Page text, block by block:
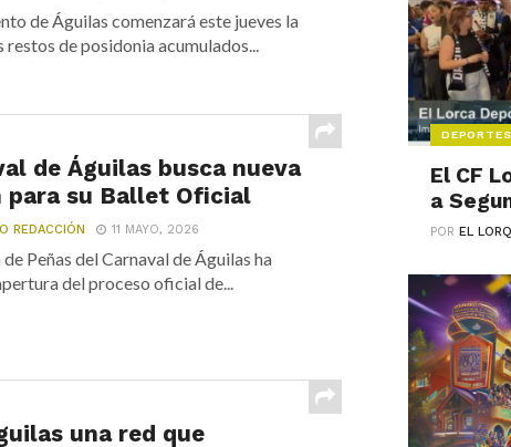
de Águilas comenzará este jueves la
restos de posidonia acumulados...
de Águilas busca nueva
para su Ballet Oficial
REDACCIÓN 11 MAYO, 2026
Peñas del Carnaval de Águilas ha
del proceso oficial de...
una red que
DEPORTES
El CF
a
POREL